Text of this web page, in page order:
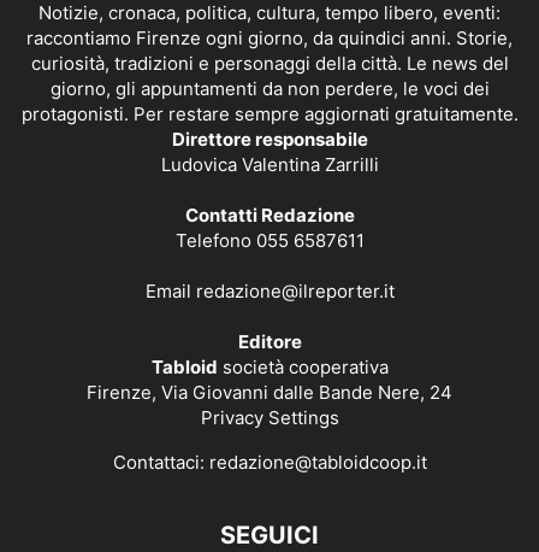
Notizie, cronaca, politica, cultura, tempo libero, eventi:
raccontiamo Firenze ogni giorno, da quindici anni. Storie,
curiosità, tradizioni e personaggi della città. Le news del
giorno, gli appuntamenti da non perdere, le voci dei
protagonisti. Per restare sempre aggiornati gratuitamente.
Direttore responsabile
Ludovica Valentina Zarrilli
Contatti Redazione
Telefono 055 6587611
Email redazione@ilreporter.it
Editore
Tabloid società cooperativa
Firenze, Via Giovanni dalle Bande Nere, 24
Privacy Settings
Contattaci: redazione@tabloidcoop.it
SEGUICI